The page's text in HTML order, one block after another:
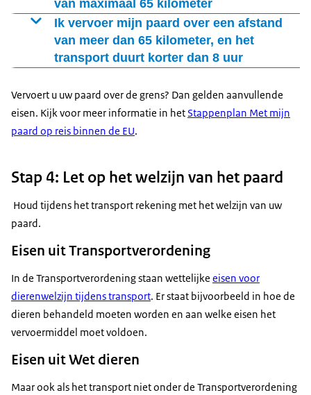
geldig. Dit betekent dat u behalve het paspoort geen
andere documenten bij u hoeft te hebben.
U hoeft alleen te voldoen aan artikel 3 van de
verordening. Hierin staan algemene voorwaarden voor
paard onnodig of extra lijdt of letsel kan oplopen.
van maximaal 65 kilometer
Naast het paspoort moet u een vervoersdocument bij u
hebben. Hierin staat onder meer waar het paard
vandaan komt en naartoe gaat, en wie de eigenaar is.
vervoerdersvergunning nodig.
Kijk voor meer informatie over het vervoersdocument
op de paginaWelke documenten heb ik nodig om
Ik vervoer mijn paard over een afstand
van meer dan 65 kilometer, en het
transport duurt korter dan 8 uur
nodig:
vervoerdersvergunning (type I):
Vervoert u uw paard over de grens? Dan gelden aanvullende
eisen. Kijk voor meer informatie in hetStappenplan Met mijn
paard op reis binnen de EU.
Stap 4: Let op het welzijn van het paard
Houd tijdens het transport rekening met het welzijn van uw
paard.
Eisen uit Transportverordening
In de Transportverordening staan wettelijke eisen voor
dierenwelzijn tijdens transport. Er staat bijvoorbeeld in hoe de
dieren behandeld moeten worden en aan welke eisen het
vervoermiddel moet voldoen.
Eisen uit Wet dieren
Maar ook als het transport niet onder de Transportverordening